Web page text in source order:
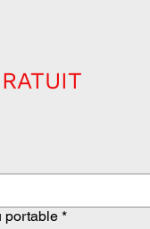
portable *